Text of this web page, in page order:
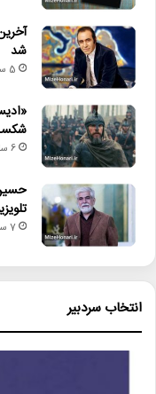
• حق نشر رمان «زیبا
• آخرین وضعیت درمانی
• «ادیسه» رکورد فروش
• حسین پاکدل پس از ۳۳ سال دوباره مجری تلویزیون شد
حمایت_از_تئاتر
هنرمندان_تئاتر
شد
5 ساعت پیش
6 ساعت پیش
7 ساعت پیش
انتخاب سردبیر